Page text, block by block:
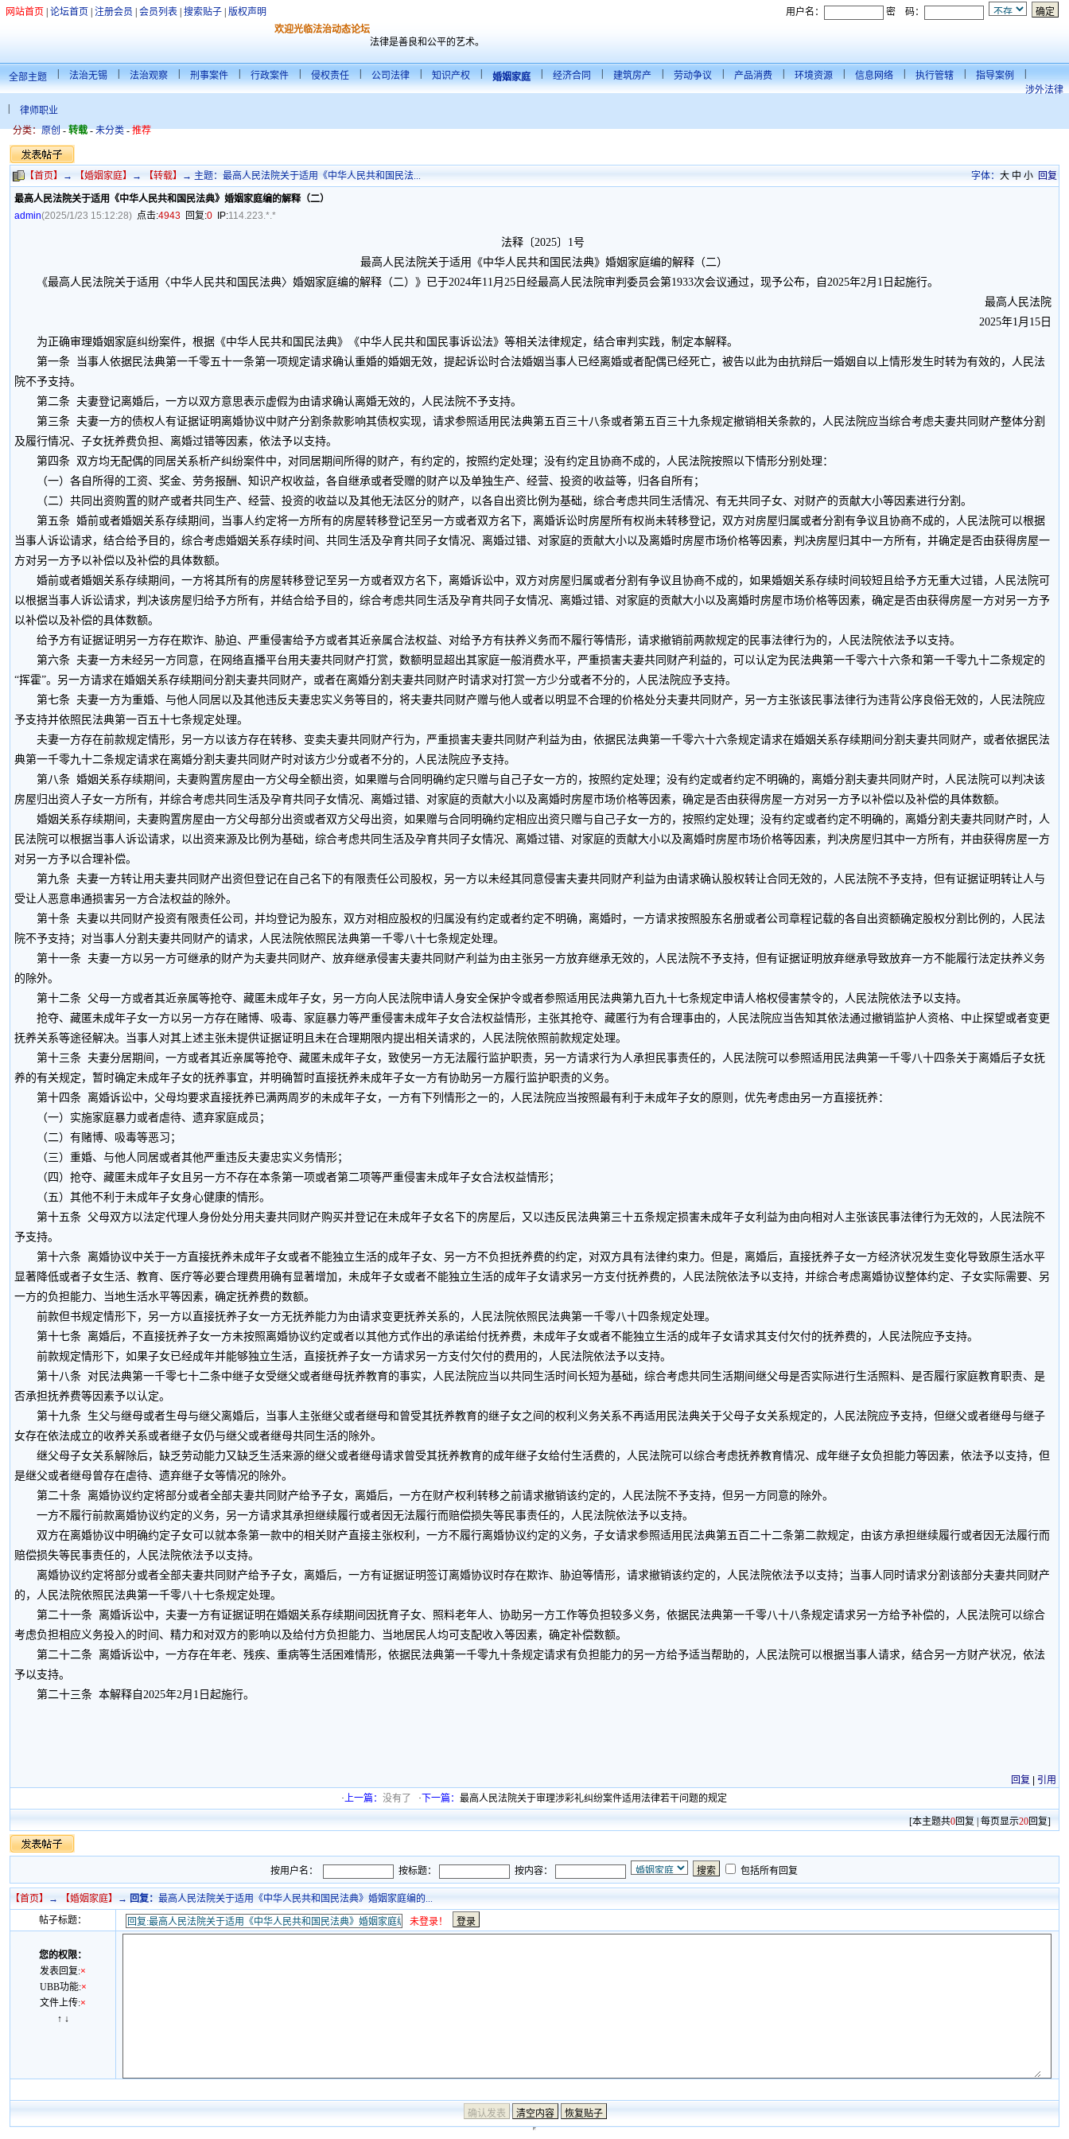
网站首页 论坛首页 注册会员 会员列表| 搜索贴子| 版权声明 用户名：
密 码：
欢迎光临法治动态论坛
法律是善良和公平的艺术。
全部主题 法治无锡 法治观察 刑事案件 行政案件 侵权责任 公司法律 知识产权 婚姻家庭 经济合同 建筑房产 劳动争议 产品消费 环境资源 信息网络 执行管辖 指导案例
涉外法律
律师职业
分类：原创-转载-未分类-推荐
【首页】 → 【婚姻家庭】 → 【转载】 → 主题：最高人民法院关于适用《中华人民共和国民法... 字体： 大 中 小 回复
最高人民法院关于适用《中华人民共和国民法典》婚姻家庭编的解释（二）
admin(2025/1/23 15:12:28) 点击:4943 回复:0 IP:114.223.*.*
法释〔2025〕1号
最高人民法院关于适用《中华人民共和国民法典》婚姻家庭编的解释（二）
《最高人民法院关于适用〈中华人民共和国民法典〉婚姻家庭编的解释（二）》已于2024年11月25日经最高人民法院审判委员会第1933次会议通过，现予公布，自2025年2月1日起施行。
最高人民法院
2025年1月15日
为正确审理婚姻家庭纠纷案件，根据《中华人民共和国民法典》《中华人民共和国民事诉讼法》等相关法律规定，结合审判实践，制定本解释。
第一条 当事人依据民法典第一千零五十一条第一项规定请求确认重婚的婚姻无效，提起诉讼时合法婚姻当事人已经离婚或者配偶已经死亡，被告以此为由抗辩后一婚姻自以上情形发生时转为有效的，人民法
院不予支持。
第二条 夫妻登记离婚后，一方以双方意思表示虚假为由请求确认离婚无效的，人民法院不予支持。
第三条 夫妻一方的债权人有证据证明离婚协议中财产分割条款影响其债权实现，请求参照适用民法典第五百三十八条或者第五百三十九条规定撤销相关条款的，人民法院应当综合考虑夫妻共同财产整体分割
及履行情况、子女抚养费负担、离婚过错等因素，依法予以支持。
第四条 双方均无配偶的同居关系析产纠纷案件中，对同居期间所得的财产，有约定的，按照约定处理；没有约定且协商不成的，人民法院按照以下情形分别处理：
（一）各自所得的工资、奖金、劳务报酬、知识产权收益，各自继承或者受赠的财产以及单独生产、经营、投资的收益等，归各自所有；
（二）共同出资购置的财产或者共同生产、经营、投资的收益以及其他无法区分的财产，以各自出资比例为基础，综合考虑共同生活情况、有无共同子女、对财产的贡献大小等因素进行分割。
第五条 婚前或者婚姻关系存续期间，当事人约定将一方所有的房屋转移登记至另一方或者双方名下，离婚诉讼时房屋所有权尚未转移登记，双方对房屋归属或者分割有争议且协商不成的，人民法院可以根据
当事人诉讼请求，结合给予目的，综合考虑婚姻关系存续时间、共同生活及孕育共同子女情况、离婚过错、对家庭的贡献大小以及离婚时房屋市场价格等因素，判决房屋归其中一方所有，并确定是否由获得房屋一
方对另一方予以补偿以及补偿的具体数额。
婚前或者婚姻关系存续期间，一方将其所有的房屋转移登记至另一方或者双方名下，离婚诉讼中，双方对房屋归属或者分割有争议且协商不成的，如果婚姻关系存续时间较短且给予方无重大过错，人民法院可
以根据当事人诉讼请求，判决该房屋归给予方所有，并结合给予目的，综合考虑共同生活及孕育共同子女情况、离婚过错、对家庭的贡献大小以及离婚时房屋市场价格等因素，确定是否由获得房屋一方对另一方予
以补偿以及补偿的具体数额。
给予方有证据证明另一方存在欺诈、胁迫、严重侵害给予方或者其近亲属合法权益、对给予方有扶养义务而不履行等情形，请求撤销前两款规定的民事法律行为的，人民法院依法予以支持。
第六条 夫妻一方未经另一方同意，在网络直播平台用夫妻共同财产打赏，数额明显超出其家庭一般消费水平，严重损害夫妻共同财产利益的，可以认定为民法典第一千零六十六条和第一千零九十二条规定的
“挥霍”。另一方请求在婚姻关系存续期间分割夫妻共同财产，或者在离婚分割夫妻共同财产时请求对打赏一方少分或者不分的，人民法院应予支持。
第七条 夫妻一方为重婚、与他人同居以及其他违反夫妻忠实义务等目的，将夫妻共同财产赠与他人或者以明显不合理的价格处分夫妻共同财产，另一方主张该民事法律行为违背公序良俗无效的，人民法院应
予支持并依照民法典第一百五十七条规定处理。
夫妻一方存在前款规定情形，另一方以该方存在转移、变卖夫妻共同财产行为，严重损害夫妻共同财产利益为由，依据民法典第一千零六十六条规定请求在婚姻关系存续期间分割夫妻共同财产，或者依据民法
典第一千零九十二条规定请求在离婚分割夫妻共同财产时对该方少分或者不分的，人民法院应予支持。
第八条 婚姻关系存续期间，夫妻购置房屋由一方父母全额出资，如果赠与合同明确约定只赠与自己子女一方的，按照约定处理；没有约定或者约定不明确的，离婚分割夫妻共同财产时，人民法院可以判决该
房屋归出资人子女一方所有，并综合考虑共同生活及孕育共同子女情况、离婚过错、对家庭的贡献大小以及离婚时房屋市场价格等因素，确定是否由获得房屋一方对另一方予以补偿以及补偿的具体数额。
婚姻关系存续期间，夫妻购置房屋由一方父母部分出资或者双方父母出资，如果赠与合同明确约定相应出资只赠与自己子女一方的，按照约定处理；没有约定或者约定不明确的，离婚分割夫妻共同财产时，人
民法院可以根据当事人诉讼请求，以出资来源及比例为基础，综合考虑共同生活及孕育共同子女情况、离婚过错、对家庭的贡献大小以及离婚时房屋市场价格等因素，判决房屋归其中一方所有，并由获得房屋一方
对另一方予以合理补偿。
第九条 夫妻一方转让用夫妻共同财产出资但登记在自己名下的有限责任公司股权，另一方以未经其同意侵害夫妻共同财产利益为由请求确认股权转让合同无效的，人民法院不予支持，但有证据证明转让人与
受让人恶意串通损害另一方合法权益的除外。
第十条 夫妻以共同财产投资有限责任公司，并均登记为股东，双方对相应股权的归属没有约定或者约定不明确，离婚时，一方请求按照股东名册或者公司章程记载的各自出资额确定股权分割比例的，人民法
院不予支持；对当事人分割夫妻共同财产的请求，人民法院依照民法典第一千零八十七条规定处理。
第十一条 夫妻一方以另一方可继承的财产为夫妻共同财产、放弃继承侵害夫妻共同财产利益为由主张另一方放弃继承无效的，人民法院不予支持，但有证据证明放弃继承导致放弃一方不能履行法定扶养义务
的除外。
第十二条 父母一方或者其近亲属等抢夺、藏匿未成年子女，另一方向人民法院申请人身安全保护令或者参照适用民法典第九百九十七条规定申请人格权侵害禁令的，人民法院依法予以支持。
抢夺、藏匿未成年子女一方以另一方存在赌博、吸毒、家庭暴力等严重侵害未成年子女合法权益情形，主张其抢夺、藏匿行为有合理事由的，人民法院应当告知其依法通过撤销监护人资格、中止探望或者变更
抚养关系等途径解决。当事人对其上述主张未提供证据证明且未在合理期限内提出相关请求的，人民法院依照前款规定处理。
第十三条 夫妻分居期间，一方或者其近亲属等抢夺、藏匿未成年子女，致使另一方无法履行监护职责，另一方请求行为人承担民事责任的，人民法院可以参照适用民法典第一千零八十四条关于离婚后子女抚
养的有关规定，暂时确定未成年子女的抚养事宜，并明确暂时直接抚养未成年子女一方有协助另一方履行监护职责的义务。
第十四条 离婚诉讼中，父母均要求直接抚养已满两周岁的未成年子女，一方有下列情形之一的，人民法院应当按照最有利于未成年子女的原则，优先考虑由另一方直接抚养：
（一）实施家庭暴力或者虐待、遗弃家庭成员；
（二）有赌博、吸毒等恶习；
（三）重婚、与他人同居或者其他严重违反夫妻忠实义务情形；
（四）抢夺、藏匿未成年子女且另一方不存在本条第一项或者第二项等严重侵害未成年子女合法权益情形；
（五）其他不利于未成年子女身心健康的情形。
第十五条 父母双方以法定代理人身份处分用夫妻共同财产购买并登记在未成年子女名下的房屋后，又以违反民法典第三十五条规定损害未成年子女利益为由向相对人主张该民事法律行为无效的，人民法院不
予支持。
第十六条 离婚协议中关于一方直接抚养未成年子女或者不能独立生活的成年子女、另一方不负担抚养费的约定，对双方具有法律约束力。但是，离婚后，直接抚养子女一方经济状况发生变化导致原生活水平
显著降低或者子女生活、教育、医疗等必要合理费用确有显著增加，未成年子女或者不能独立生活的成年子女请求另一方支付抚养费的，人民法院依法予以支持，并综合考虑离婚协议整体约定、子女实际需要、另
一方的负担能力、当地生活水平等因素，确定抚养费的数额。
前款但书规定情形下，另一方以直接抚养子女一方无抚养能力为由请求变更抚养关系的，人民法院依照民法典第一千零八十四条规定处理。
第十七条 离婚后，不直接抚养子女一方未按照离婚协议约定或者以其他方式作出的承诺给付抚养费，未成年子女或者不能独立生活的成年子女请求其支付欠付的抚养费的，人民法院应予支持。
前款规定情形下，如果子女已经成年并能够独立生活，直接抚养子女一方请求另一方支付欠付的费用的，人民法院依法予以支持。
第十八条 对民法典第一千零七十二条中继子女受继父或者继母抚养教育的事实，人民法院应当以共同生活时间长短为基础，综合考虑共同生活期间继父母是否实际进行生活照料、是否履行家庭教育职责、是
否承担抚养费等因素予以认定。
第十九条 生父与继母或者生母与继父离婚后，当事人主张继父或者继母和曾受其抚养教育的继子女之间的权利义务关系不再适用民法典关于父母子女关系规定的，人民法院应予支持，但继父或者继母与继子
女存在依法成立的收养关系或者继子女仍与继父或者继母共同生活的除外。
继父母子女关系解除后，缺乏劳动能力又缺乏生活来源的继父或者继母请求曾受其抚养教育的成年继子女给付生活费的，人民法院可以综合考虑抚养教育情况、成年继子女负担能力等因素，依法予以支持，但
是继父或者继母曾存在虐待、遗弃继子女等情况的除外。
第二十条 离婚协议约定将部分或者全部夫妻共同财产给予子女，离婚后，一方在财产权利转移之前请求撤销该约定的，人民法院不予支持，但另一方同意的除外。
一方不履行前款离婚协议约定的义务，另一方请求其承担继续履行或者因无法履行而赔偿损失等民事责任的，人民法院依法予以支持。
双方在离婚协议中明确约定子女可以就本条第一款中的相关财产直接主张权利，一方不履行离婚协议约定的义务，子女请求参照适用民法典第五百二十二条第二款规定，由该方承担继续履行或者因无法履行而
赔偿损失等民事责任的，人民法院依法予以支持。
离婚协议约定将部分或者全部夫妻共同财产给予子女，离婚后，一方有证据证明签订离婚协议时存在欺诈、胁迫等情形，请求撤销该约定的，人民法院依法予以支持；当事人同时请求分割该部分夫妻共同财产
的，人民法院依照民法典第一千零八十七条规定处理。
第二十一条 离婚诉讼中，夫妻一方有证据证明在婚姻关系存续期间因抚育子女、照料老年人、协助另一方工作等负担较多义务，依据民法典第一千零八十八条规定请求另一方给予补偿的，人民法院可以综合
考虑负担相应义务投入的时间、精力和对双方的影响以及给付方负担能力、当地居民人均可支配收入等因素，确定补偿数额。
第二十二条 离婚诉讼中，一方存在年老、残疾、重病等生活困难情形，依据民法典第一千零九十条规定请求有负担能力的另一方给予适当帮助的，人民法院可以根据当事人请求，结合另一方财产状况，依法
予以支持。
第二十三条 本解释自2025年2月1日起施行。
回复
引用
·上一篇：没有了 · 下一篇：最高人民法院关于审理涉彩礼纠纷案件适用法律若干问题的规定
[本主题共0回复 | 每页显示20回复]
按用户名： 按标题： 按内容： 包括所有回复
【首页】 → 【婚姻家庭】 → 回复：最高人民法院关于适用《中华人民共和国民法典》婚姻家庭编的...
帖子标题：
未登录！
您的权限：
发表回复:×
UBB功能:×
文件上传:×
↑ ↓